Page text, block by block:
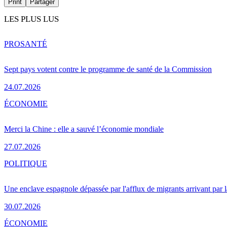
Print Partager
LES PLUS LUS
Sept pays votent contre le programme de santé de la Commission
24.07.2026
PROSANTÉ
Merci la Chine : elle a sauvé l’économie mondiale
27.07.2026
ÉCONOMIE
Une enclave espagnole dépassée par l'afflux de migrants arrivant par
30.07.2026
POLITIQUE
ÉCONOMIE